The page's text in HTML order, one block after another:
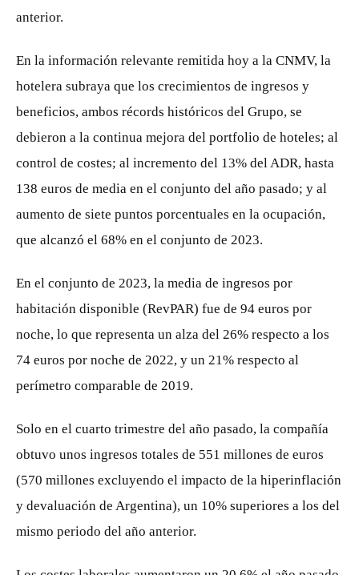
anterior.
En la información relevante remitida hoy a la CNMV, la
hotelera subraya que los crecimientos de ingresos y
beneficios, ambos récords históricos del Grupo, se
debieron a la continua mejora del portfolio de hoteles; al
control de costes; al incremento del 13% del ADR, hasta
138 euros de media en el conjunto del año pasado; y al
aumento de siete puntos porcentuales en la ocupación,
que alcanzó el 68% en el conjunto de 2023.
En el conjunto de 2023, la media de ingresos por
habitación disponible (RevPAR) fue de 94 euros por
noche, lo que representa un alza del 26% respecto a los
74 euros por noche de 2022, y un 21% respecto al
perímetro comparable de 2019.
Solo en el cuarto trimestre del año pasado, la compañía
obtuvo unos ingresos totales de 551 millones de euros
(570 millones excluyendo el impacto de la hiperinflación
y devaluación de Argentina), un 10% superiores a los del
mismo periodo del año anterior.